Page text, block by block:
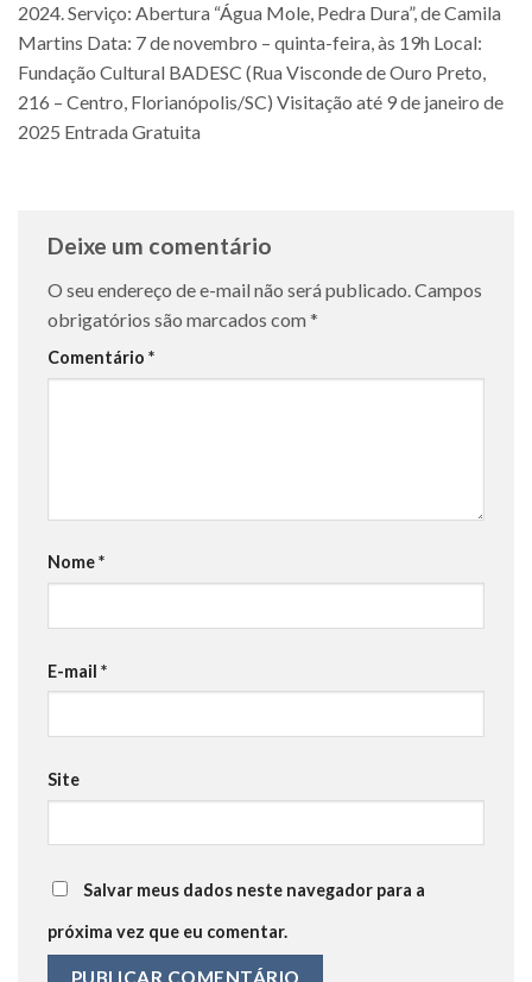
2024. Serviço: Abertura “Água Mole, Pedra Dura”, de Camila
Martins Data: 7 de novembro – quinta-feira, às 19h Local:
Fundação Cultural BADESC (Rua Visconde de Ouro Preto,
216 – Centro, Florianópolis/SC) Visitação até 9 de janeiro de
2025 Entrada Gratuita
Deixe um comentário
O seu endereço de e-mail não será publicado.Campos
obrigatórios são marcados com *
Comentário *
Nome*
E-mail *
Site
Salvar meus dados neste navegador para a
próxima vez que eu comentar.